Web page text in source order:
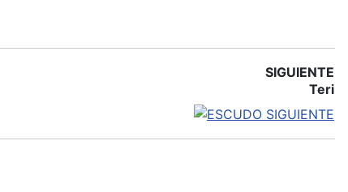
SIGUIENTE
Teri